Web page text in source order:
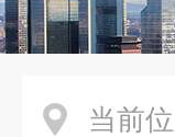
当前位